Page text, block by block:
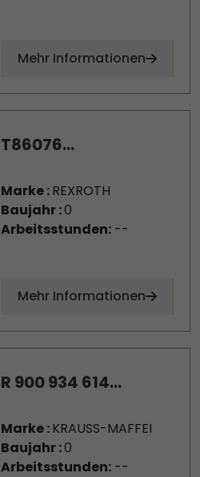
Mehr Informationen
T86076...
Marke :REXROTH
Baujahr :0
Arbeitsstunden:--
Mehr Informationen
R 900 934 614...
Marke :KRAUSS-MAFFEI
Baujahr :0
Arbeitsstunden:--